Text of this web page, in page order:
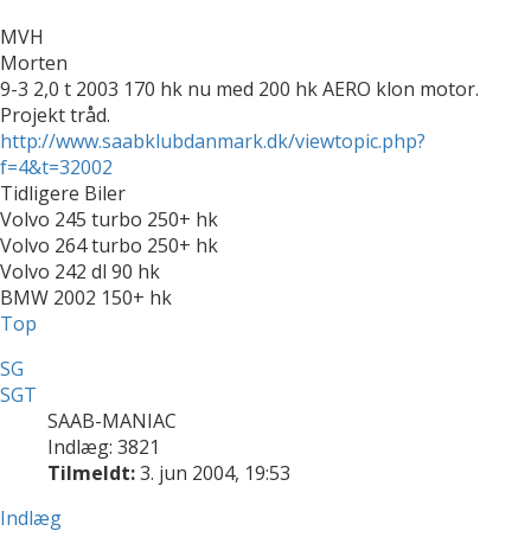
MVH
Morten
9-3 2,0 t 2003 170 hk nu med 200 hk AERO klon motor.
Projekt tråd.
http://www.saabklubdanmark.dk/viewtopic.php?
f=4&t=32002
Tidligere Biler
Volvo 245 turbo 250+ hk
Volvo 264 turbo 250+ hk
Volvo 242 dl 90 hk
BMW 2002 150+ hk
Top
SG
SGT
SAAB-MANIAC
Indlæg: 3821
Tilmeldt:3. jun 2004, 19:53
Indlæg